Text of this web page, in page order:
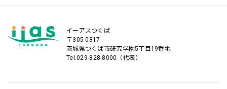
イーアスつくば
〒305-0817
茨城県つくば市研究学園5丁目19番地
Tel.029-828-8000（代表）